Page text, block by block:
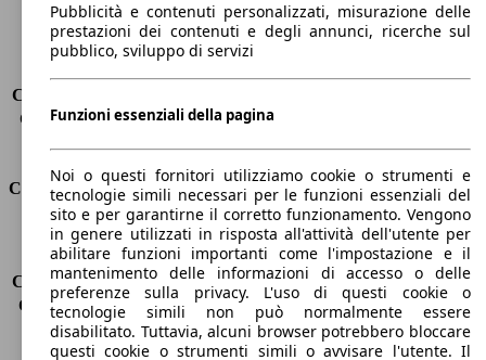
Porte
5
Sedili
5
Capacità di traino (senza freni)
Capacità di traino (con freni)
750 kg
Consumi
Emissioni di CO2*
-
Consumo (urbano)
-
Consumo (extra-urbano) -
Consumo (combinato)*
Classe di emissione
nessuna connessione (0033)
Capacità del serbatoio
-
Pubblicità e contenuti personalizzati, misurazione delle
prestazioni dei contenuti e degli annunci, ricerche sul
pubblico, sviluppo di servizi
Funzioni essenziali della pagina
Noi o questi fornitori utilizziamo cookie o strumenti e
tecnologie simili necessari per le funzioni essenziali del
sito e per garantirne il corretto funzionamento. Vengono
in genere utilizzati in risposta all'attività dell'utente per
abilitare funzioni importanti come l'impostazione e il
mantenimento delle informazioni di accesso o delle
preferenze sulla privacy. L'uso di questi cookie o
tecnologie simili non può normalmente essere
disabilitato. Tuttavia, alcuni browser potrebbero bloccare
questi cookie o strumenti simili o avvisare l'utente. Il